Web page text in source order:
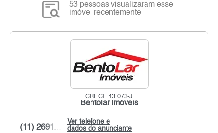
53 pessoas visualizaram esse
imóvel recentemente
CRECI: 43.073-J
Bentolar Imóveis
Ver telefone e
dados do anunciante
(11) 2691...